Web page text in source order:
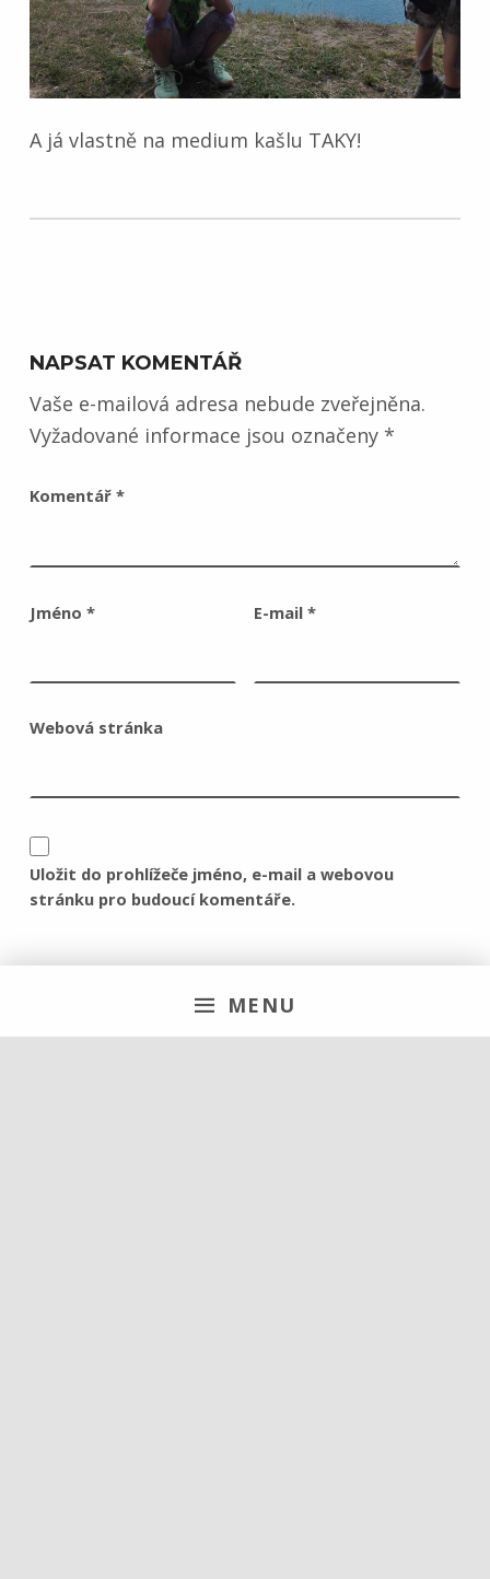
MENU
A já vlastně na medium kašlu TAKY!
Skip back to main navigation
NAPSAT KOMENTÁŘ
Vaše e-mailová adresa nebude zveřejněna.
Vyžadované informace jsou označeny *
Komentář *
Jméno * E-mail *
Webová stránka
Uložit do prohlížeče jméno, e-mail a webovou
stránku pro budoucí komentáře.